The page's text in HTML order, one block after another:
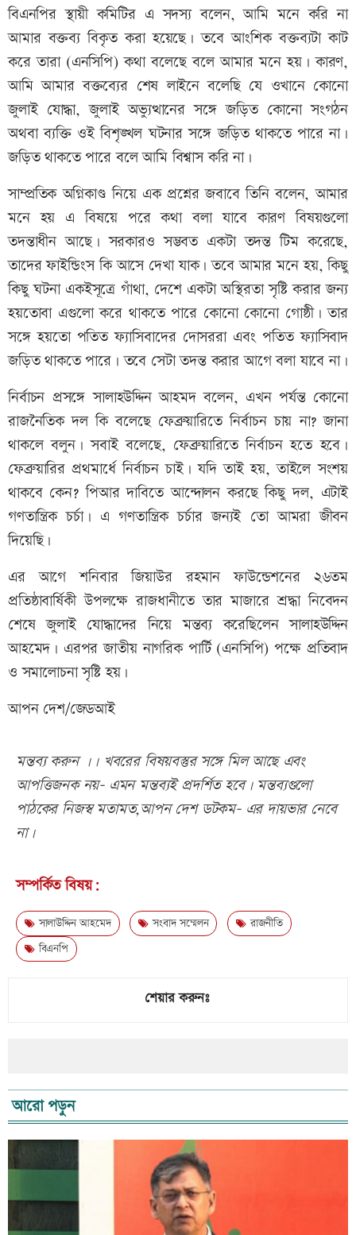
বিএনপির স্থায়ী কমিটির এ সদস্য বলেন, আমি মনে করি না
আমার বক্তব্য বিকৃত করা হয়েছে। তবে আংশিক বক্তব্যটা কাট
করে তারা (এনসিপি) কথা বলেছে বলে আমার মনে হয়। কারণ,
আমি আমার বক্তব্যের শেষ লাইনে বলেছি যে ওখানে কোনো
জুলাই যোদ্ধা, জুলাই অভ্যুত্থানের সঙ্গে জড়িত কোনো সংগঠন
অথবা ব্যক্তি ওই বিশৃঙ্খল ঘটনার সঙ্গে জড়িত থাকতে পারে না।
জড়িত থাকতে পারে বলে আমি বিশ্বাস করি না।
সাম্প্রতিক অগ্নিকাণ্ড নিয়ে এক প্রশ্নের জবাবে তিনি বলেন, আমার
মনে হয় এ বিষয়ে পরে কথা বলা যাবে কারণ বিষয়গুলো
তদন্তাধীন আছে। সরকারও সম্ভবত একটা তদন্ত টিম করেছে,
তাদের ফাইন্ডিংস কি আসে দেখা যাক। তবে আমার মনে হয়, কিছু
কিছু ঘটনা একইসূত্রে গাঁথা, দেশে একটা অস্থিরতা সৃষ্টি করার জন্য
হয়তোবা এগুলো করে থাকতে পারে কোনো কোনো গোষ্ঠী। তার
সঙ্গে হয়তো পতিত ফ্যাসিবাদের দোসররা এবং পতিত ফ্যাসিবাদ
জড়িত থাকতে পারে। তবে সেটা তদন্ত করার আগে বলা যাবে না।
নির্বাচন প্রসঙ্গে সালাহউদ্দিন আহমদ বলেন, এখন পর্যন্ত কোনো
রাজনৈতিক দল কি বলেছে ফেব্রুয়ারিতে নির্বাচন চায় না? জানা
থাকলে বলুন। সবাই বলেছে, ফেব্রুয়ারিতে নির্বাচন হতে হবে।
ফেব্রুয়ারির প্রথমার্ধে নির্বাচন চাই। যদি তাই হয়, তাইলে সংশয়
থাকবে কেন? পিআর দাবিতে আন্দোলন করছে কিছু দল, এটাই
গণতান্ত্রিক চর্চা। এ গণতান্ত্রিক চর্চার জন্যই তো আমরা জীবন
দিয়েছি।
এর আগে শনিবার জিয়াউর রহমান ফাউন্ডেশনের ২৬তম
প্রতিষ্ঠাবার্ষিকী উপলক্ষে রাজধানীতে তার মাজারে শ্রদ্ধা নিবেদন
শেষে জুলাই যোদ্ধাদের নিয়ে মন্তব্য করেছিলেন সালাহউদ্দিন
আহমেদ। এরপর জাতীয় নাগরিক পার্টি (এনসিপি) পক্ষে প্রতিবাদ
ও সমালোচনা সৃষ্টি হয়।
আপন দেশ/জেডআই
মন্তব্য করুন ।। খবরের বিষয়বস্তুর সঙ্গে মিল আছে এবং
আপত্তিজনক নয়- এমন মন্তব্যই প্রদর্শিত হবে। মন্তব্যগুলো
পাঠকের নিজস্ব মতামত,আপন দেশ ডটকম- এর দায়ভার নেবে
না।
সম্পর্কিত বিষয়:
সালাউদ্দিন আহমেদ সংবাদ সম্মেলন
রাজনীতি
বিএনপি
শেয়ার করুনঃ
আরো পড়ুন